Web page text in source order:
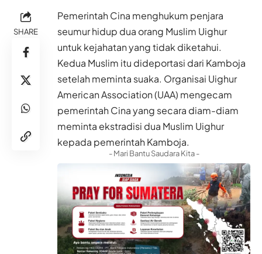
SHARE
Pemerintah Cina menghukum penjara
seumur hidup dua orang Muslim Uighur
untuk kejahatan yang tidak diketahui.
Kedua Muslim itu dideportasi dari Kamboja
setelah meminta suaka. Organisai Uighur
American Association (UAA) mengecam
pemerintah Cina yang secara diam-diam
meminta ekstradisi dua Muslim Uighur
kepada pemerintah Kamboja.
- Mari Bantu Saudara Kita -